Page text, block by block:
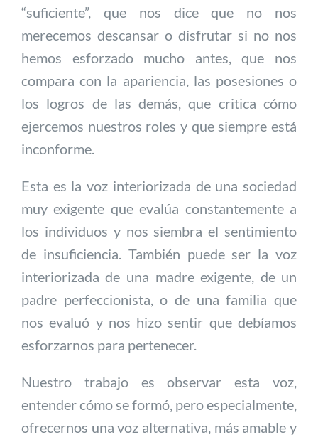
“suficiente”, que nos dice que no nos
merecemos descansar o disfrutar si no nos
hemos esforzado mucho antes, que nos
compara con la apariencia, las posesiones o
los logros de las demás, que critica cómo
ejercemos nuestros roles y que siempre está
inconforme.
Esta es la voz interiorizada de una sociedad
muy exigente que evalúa constantemente a
los individuos y nos siembra el sentimiento
de insuficiencia. También puede ser la voz
interiorizada de una madre exigente, de un
padre perfeccionista, o de una familia que
nos evaluó y nos hizo sentir que debíamos
esforzarnos para pertenecer.
Nuestro trabajo es observar esta voz,
entender cómo se formó, pero especialmente,
ofrecernos una voz alternativa, más amable y